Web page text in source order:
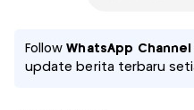
FollowWhatsApp
update berita terbaru